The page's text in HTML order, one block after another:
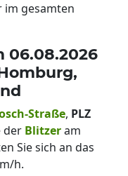
im gesamten
06.08.2026
Straße, PLZ
der Blitzeram
Sie sich an das
h.